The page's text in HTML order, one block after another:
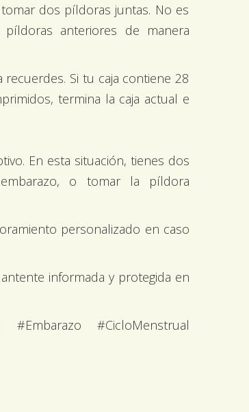
dos píldoras juntas. No es
anteriores de manera
Si tu caja contiene 28
termina la caja actual e
En esta situación, tienes dos
o tomar la píldora
personalizado en caso
informada y protegida en
#Embarazo #CicloMenstrual